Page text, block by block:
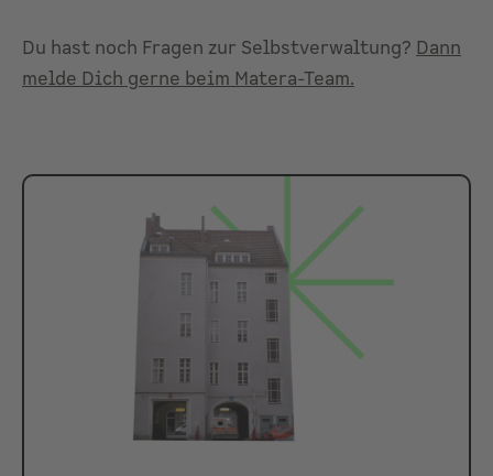
Du hast noch Fragen zur Selbstverwaltung? Dann
melde Dich gerne beim Matera-Team.